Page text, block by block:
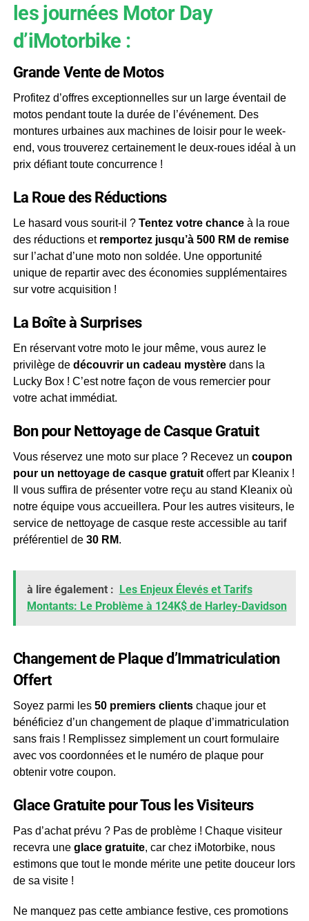
les journées Motor Day
d’iMotorbike :
Grande Vente de Motos
Profitez d’offres exceptionnelles sur un large éventail de
motos pendant toute la durée de l’événement. Des
montures urbaines aux machines de loisir pour le week-
end, vous trouverez certainement le deux-roues idéal à un
prix défiant toute concurrence !
La Roue des Réductions
Le hasard vous sourit-il ? Tentez votre chanceà la roue
des réductions et remportez jusqu’à 500 RM de remise
sur l’achat d’une moto non soldée. Une opportunité
unique de repartir avec des économies supplémentaires
sur votre acquisition !
La Boîte à Surprises
En réservant votre moto le jour même, vous aurez le
privilège de découvrir un cadeau mystèredans la
Lucky Box ! C’est notre façon de vous remercier pour
votre achat immédiat.
Bon pour Nettoyage de Casque Gratuit
Vous réservez une moto sur place ? Recevez un coupon
pour un nettoyage de casque gratuitoffert par Kleanix !
Il vous suffira de présenter votre reçu au stand Kleanix où
notre équipe vous accueillera. Pour les autres visiteurs, le
service de nettoyage de casque reste accessible au tarif
préférentiel de 30 RM.
à lire également : Les Enjeux Élevés et Tarifs
Montants: Le Problème à 124K$ de Harley-Davidson
Changement de Plaque d’Immatriculation
Offert
Soyez parmi les 50 premiers clientschaque jour et
bénéficiez d’un changement de plaque d’immatriculation
sans frais ! Remplissez simplement un court formulaire
avec vos coordonnées et le numéro de plaque pour
obtenir votre coupon.
Glace Gratuite pour Tous les Visiteurs
Pas d’achat prévu ? Pas de problème ! Chaque visiteur
recevra une glace gratuite, car chez iMotorbike, nous
estimons que tout le monde mérite une petite douceur lors
de sa visite !
Ne manquez pas cette ambiance festive, ces promotions